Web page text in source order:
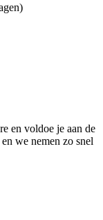
en voldoe je aan de
we nemen zo snel